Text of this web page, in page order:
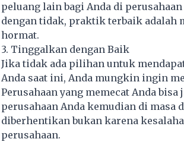
peluang lain bagi Anda di
dengan tidak, praktik terbaik adalah
hormat.
3. Tinggalkan dengan Baik
Jika tidak ada pilihan untuk
Anda saat ini, Anda mungkin ingin
Perusahaan yang memecat Anda
perusahaan Anda kemudian di masa
diberhentikan bukan karena
perusahaan.